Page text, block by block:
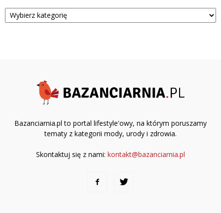
Kategorie
Bazanciarnia.pl to portal lifestyle'owy, na którym poruszamy
tematy z kategorii mody, urody i zdrowia.
Skontaktuj się z nami: kontakt@bazanciarnia.pl